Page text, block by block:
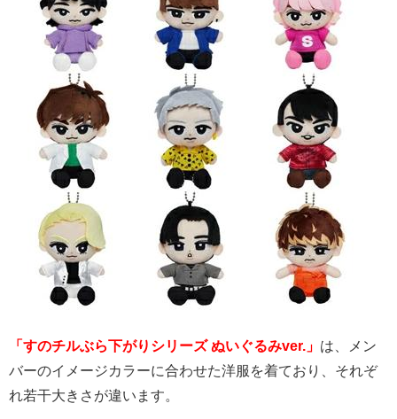
「すのチルぶら下がりシリーズ ぬいぐるみver.」 は、メン
バーのイメージカラーに合わせた洋服を着ており、それぞ
れ若干大きさが違います。